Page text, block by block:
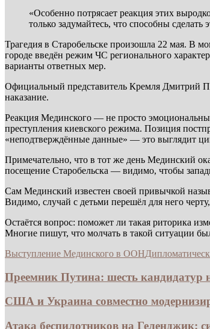
«Особенно потрясает реакция этих
только задумайтесь, что способны
Трагедия в Старобельске произошла 22 мая. В
городе введён режим ЧС регионального
варианты ответных мер.
Официальный представитель Кремля Дмитрий
наказание.
Реакция Мединского — не просто
преступления киевского режима. Позиция
«неподтверждённые данные» — это выглядит
Примечательно, что в тот же день Мединский
посещение Старобельска — видимо, чтобы
Сам Мединский известен своей привычкой
Видимо, случай с детьми перешёл для него
Остаётся вопрос: поможет ли такая риторика
Многие пишут, что молчать в такой ситуации
Выступление Мединского в ООН
Преемник Путина: шесть кандидатур
США и Украина совместно
Атака беспилотников на Геленджик: